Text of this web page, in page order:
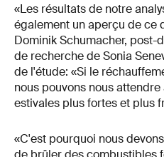
«Les résultats de notre
également un aperçu de ce
Dominik Schumacher,
de recherche de Sonia
de l'étude: «Si le
nous pouvons nous
estivales plus fortes et plus
«C'est pourquoi nous